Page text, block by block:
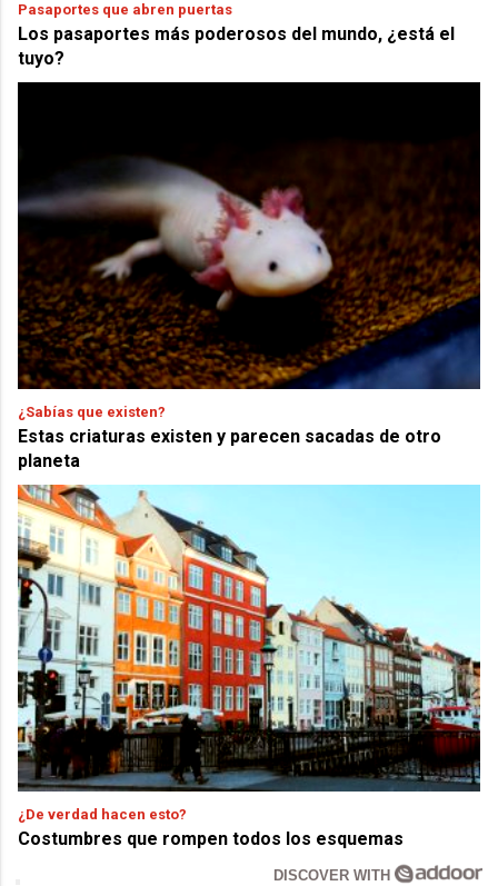
Pasaportes que abren puertas
Los pasaportes más poderosos del mundo, ¿está el
tuyo?
¿Sabías que existen?
Estas criaturas existen y parecen sacadas de otro
planeta
¿De verdad hacen esto?
Costumbres que rompen todos los esquemas
DISCOVER WITH